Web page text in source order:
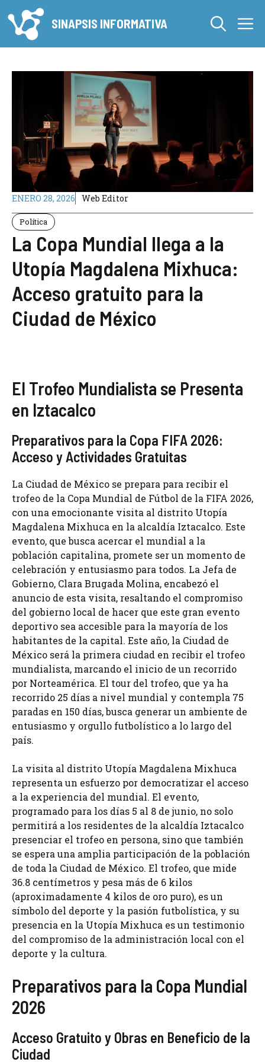
al
contenido
SINAPSIS INFORMATIVA
ENERO 28, 2026 Web Editor
Política
La Copa Mundial llega a la
Utopía Magdalena Mixhuca:
Acceso gratuito para la
Ciudad de México
El Trofeo Mundialista se Presenta
en Iztacalco
Preparativos para la Copa FIFA 2026:
Acceso y Actividades Gratuitas
La Ciudad de México se prepara para recibir el
trofeo de la Copa Mundial de Fútbol de la FIFA 2026,
con una emocionante visita al distrito Utopía
Magdalena Mixhuca en la alcaldía Iztacalco. Este
evento, que busca acercar el mundial a la
población capitalina, promete ser un momento de
celebración y entusiasmo para todos. La Jefa de
Gobierno, Clara Brugada Molina, encabezó el
anuncio de esta visita, resaltando el compromiso
del gobierno local de hacer que este gran evento
deportivo sea accesible para la mayoría de los
habitantes de la capital. Este año, la Ciudad de
México será la primera ciudad en recibir el trofeo
mundialista, marcando el inicio de un recorrido
por Norteamérica. El tour del trofeo, que ya ha
recorrido 25 días a nivel mundial y contempla 75
paradas en 150 días, busca generar un ambiente de
entusiasmo y orgullo futbolístico a lo largo del
país.
La visita al distrito Utopía Magdalena Mixhuca
representa un esfuerzo por democratizar el acceso
a la experiencia del mundial. El evento,
programado para los días 5 al 8 de junio, no solo
permitirá a los residentes de la alcaldía Iztacalco
presenciar el trofeo en persona, sino que también
se espera una amplia participación de la población
de toda la Ciudad de México. El trofeo, que mide
36.8 centímetros y pesa más de 6 kilos
(aproximadamente 4 kilos de oro puro), es un
símbolo del deporte y la pasión futbolística, y su
presencia en la Utopía Mixhuca es un testimonio
del compromiso de la administración local con el
deporte y la cultura.
Preparativos para la Copa Mundial
2026
Acceso Gratuito y Obras en Beneficio de la
Ciudad